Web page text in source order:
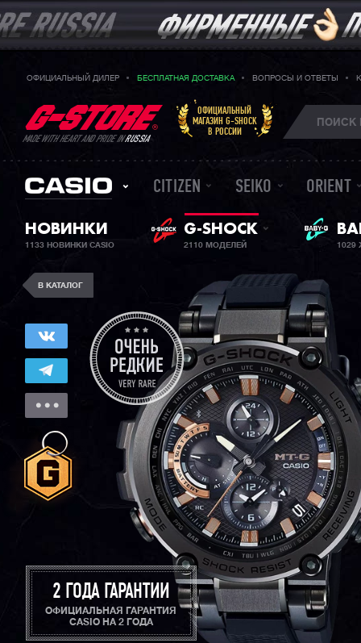
ОФИЦИАЛЬНЫЙ ДИЛЕР БЕСПЛАТНАЯ ДОСТАВКА ВОПРОСЫ И ОТВЕТЫ
MADE WITH HEART AND PRIDE INRUSSIA
ОФИЦИАЛЬНЫЙ
МАГАЗИН G-SHOCK
В РОССИИ
CITIZEN SEIKO ORIENT
НОВИНКИ
1133 НОВИНКИ CASIO
G-SHOCK
2110 МОДЕЛЕЙ 1029
В КАТАЛОГ
2 ГОДА ГАРАНТИИ
ОФИЦИАЛЬНАЯ ГАРАНТИЯ
CASIO НА 2 ГОДА